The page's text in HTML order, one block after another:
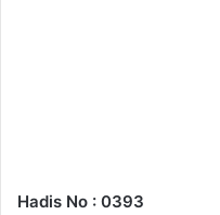
Hadis No : 0393